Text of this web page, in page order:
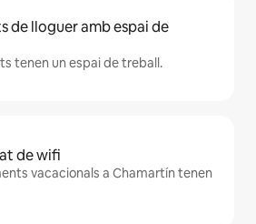
de lloguer amb espai de
tenen un espai de treball.
de wifi
vacacionals a Chamartín tenen